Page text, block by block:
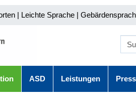
| Leichte Sprache |
ASD Leistungen